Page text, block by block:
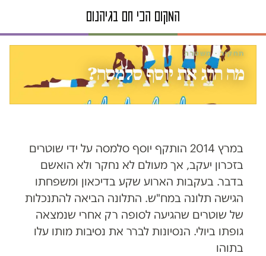
תחקיר · משטרה
מה הרג את יוסף סלמסה?
במרץ 2014 הותקף יוסף סלמסה על ידי שוטרים
בזכרון יעקב, אך מעולם לא נחקר ולא הואשם
בדבר. בעקבות הארוע שקע בדיכאון ומשפחתו
הגישה תלונה במח"ש. התלונה הביאה להתנכלות
של שוטרים שהגיעה לסופה רק אחרי שנמצאה
גופתו ביולי. הנסיונות לברר את נסיבות מותו עלו
בתוהו